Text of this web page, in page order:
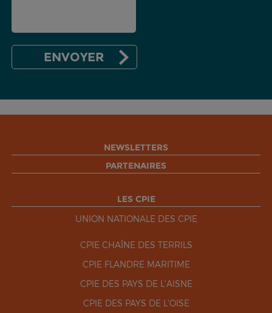
NEWSLETTERS
PARTENAIRES
LES CPIE
UNION NATIONALE DES CPIE
CPIE CHAÎNE DES TERRILS
CPIE FLANDRE MARITIME
CPIE DES PAYS DE L'AISNE
CPIE DES PAYS DE L'OISE